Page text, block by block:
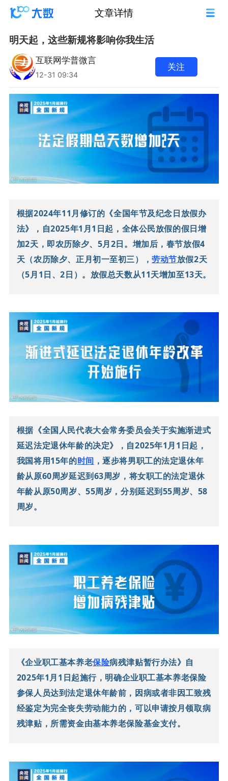
文章详情
明天起，这些新规将影响你我生活
互联网学普微言
12-31 09:34
关注
根据2024年11月修订的《全国年节及纪念日放假办
法》，自2025年1月1日起，全体公民放假的假日增
加2天，即农历除夕、5月2日。 增加后，春节放假4
天（农历除夕、正月初一至初三），劳动节放假2天
（5月1日、2日）。 放假总天数从11天增加至13天。
根据《全国人民代表大会常务委员会关于实施渐进式
延迟法定退休年龄的决定》，自2025年1月1日起，
我国将用15年的时间 ，逐步将男职工的法定退休年
龄从原60周岁延迟到63周岁，将女职工的法定退休
年龄从原50周岁、55周岁，分别延迟到55周岁、58
周岁。
《企业职工基本养老保险病残津贴暂行办法》自
2025年1月1日起施行，明确企业职工基本养老保险
参保人员达到法定退休年龄前，因病或者非因工致残
经鉴定为完全丧失劳动能力的，可以申请按月领取病
残津贴，所需资金由基本养老保险基金支付。